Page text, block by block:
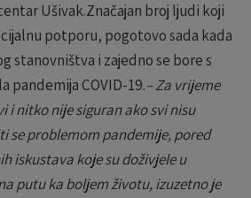
Ušivak.Značajan broj ljudi koji
potporu, pogotovo sada kada
stanovništva i zajedno se bore s
pandemija COVID-19.– Za vrijeme
i nitko nije siguran ako svi nisu
se problemom pandemije, pored
iskustava koje su doživjele u
putu ka boljem životu, izuzetno je